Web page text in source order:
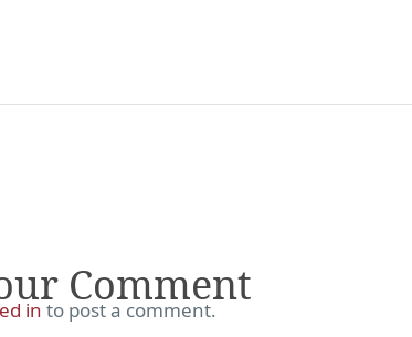
Comment
in to post a comment.